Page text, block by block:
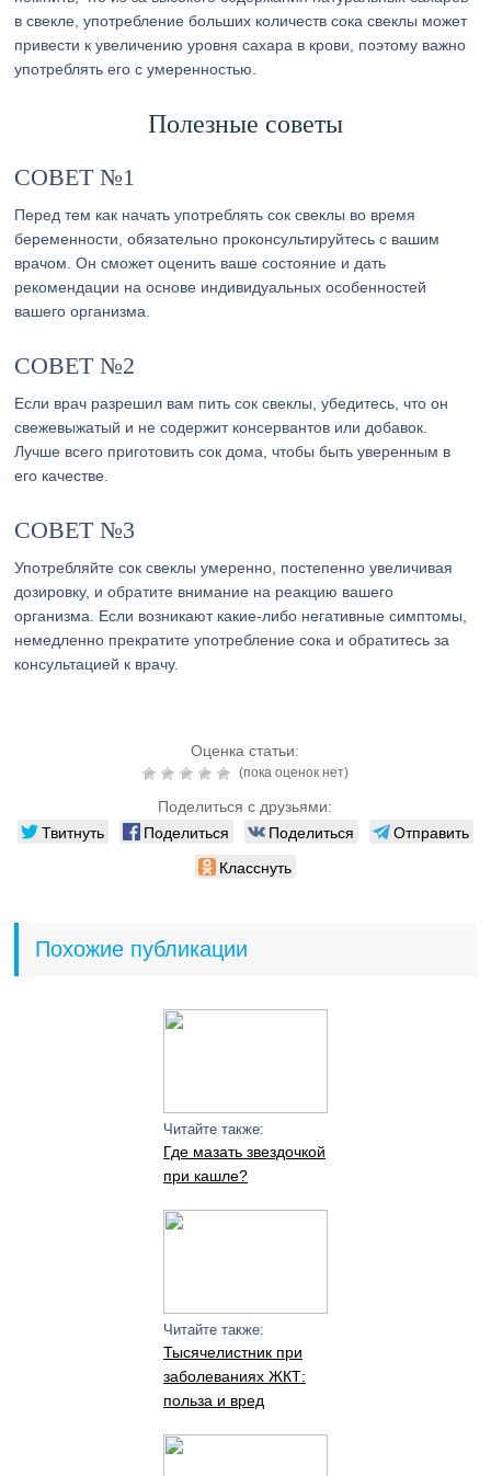
в свекле, употребление больших количеств сока свеклы может
привести к увеличению уровня сахара в крови, поэтому важно
употреблять его с умеренностью.
Полезные советы
СОВЕТ №1
Перед тем как начать употреблять сок свеклы во время
беременности, обязательно проконсультируйтесь с вашим
врачом. Он сможет оценить ваше состояние и дать
рекомендации на основе индивидуальных особенностей
вашего организма.
СОВЕТ №2
Если врач разрешил вам пить сок свеклы, убедитесь, что он
свежевыжатый и не содержит консервантов или добавок.
Лучше всего приготовить сок дома, чтобы быть уверенным в
его качестве.
СОВЕТ №3
Употребляйте сок свеклы умеренно, постепенно увеличивая
дозировку, и обратите внимание на реакцию вашего
организма. Если возникают какие-либо негативные симптомы,
немедленно прекратите употребление сока и обратитесь за
консультацией к врачу.
Оценка статьи:
(пока оценок нет)
Поделиться с друзьями:
Твитнуть Поделиться Поделиться
Отправить
Класснуть
Похожие публикации
Читайте также:
Где мазать звездочкой
при кашле?
Читайте также:
Тысячелистник при
заболеваниях ЖКТ:
польза и вред